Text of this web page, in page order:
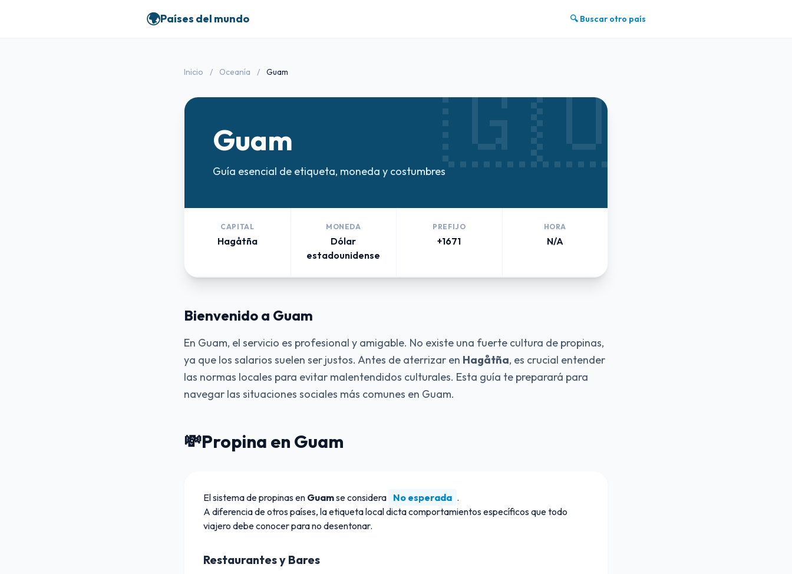
🌍Países del mundo 🔍 Buscar otro país
Inicio / Oceanía / Guam 🇬🇺
Guam
Guía esencial de etiqueta, moneda y costumbres
CAPITAL
Hagåtña
MONEDA
Dólar
estadounidense
PREFIJO
+1671
HORA
N/A
Bienvenido a Guam
En Guam, el servicio es profesional y amigable. No existe una fuerte cultura de propinas,
ya que los salarios suelen ser justos. Antes de aterrizar en Hagåtña, es crucial entender
las normas locales para evitar malentendidos culturales. Esta guía te preparará para
navegar las situaciones sociales más comunes en Guam.
💸Propina en Guam
El sistema de propinas en Guamse considera No esperada .
A diferencia de otros países, la etiqueta local dicta comportamientos específicos que todo
viajero debe conocer para no desentonar.
Restaurantes y Bares